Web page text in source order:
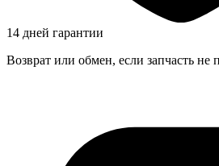
14 дней гарантии
Возврат или обмен, если запчасть не